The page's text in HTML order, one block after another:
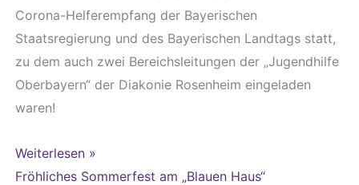
Corona-Helferempfang der Bayerischen
Staatsregierung und des Bayerischen Landtags statt,
zu dem auch zwei Bereichsleitungen der „Jugendhilfe
Oberbayern“ der Diakonie Rosenheim eingeladen
waren!
Weiterlesen »
Fröhliches Sommerfest am „Blauen Haus“